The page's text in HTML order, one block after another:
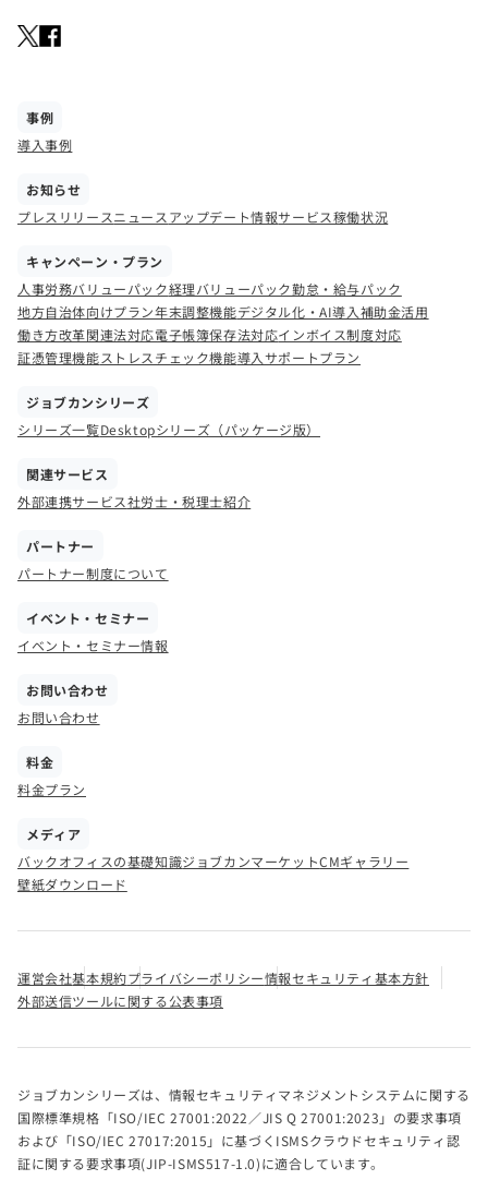
事例
導入事例
お知らせ
プレスリリースニュース アップデート情報サービス稼働状況
キャンペーン・プラン
人事労務バリューパック経理バリューパック勤怠・給与パック
地方自治体向けプラン年末調整機能デジタル化・AI導入補助金活用
働き方改革関連法対応電子帳簿保存法対応インボイス制度対応
証憑管理機能ストレスチェック機能導入サポートプラン
ジョブカンシリーズ
シリーズ一覧Desktopシリーズ（パッケージ版）
関連サービス
外部連携サービス社労士・税理士紹介
パートナー
パートナー制度について
イベント・セミナー
イベント・セミナー情報
お問い合わせ
お問い合わせ
料金
料金プラン
メディア
バックオフィスの基礎知識ジョブカンマーケットCMギャラリー
壁紙ダウンロード
運営会社基本規約プライバシーポリシー情報セキュリティ基本方針
外部送信ツールに関する公表事項
ジョブカンシリーズは、情報セキュリティマネジメントシステムに関する
国際標準規格「ISO/IEC 27001:2022／JIS Q 27001:2023」の要求事項
および「ISO/IEC 27017:2015」に基づくISMSクラウドセキュリティ認
証に関する要求事項(JIP-ISMS517-1.0)に適合しています。